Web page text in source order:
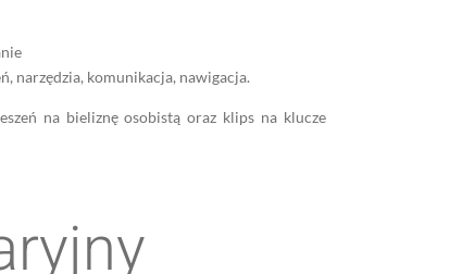
narzędzia, komunikacja, nawigacja.
na bieliznę osobistą oraz klips na klucze